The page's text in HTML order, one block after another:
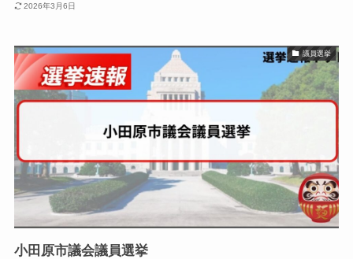
2026年3月6日
議員選挙
小田原市議会議員選挙